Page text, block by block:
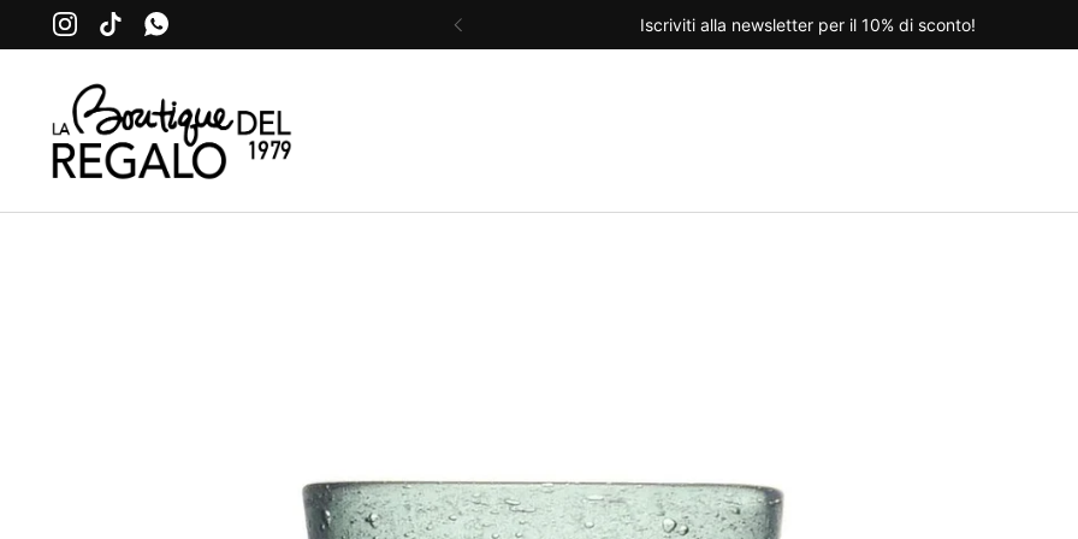
Passa ai contenuti
Instagram
TikTokWhatsApp Precedente
Iscriviti alla newsletter per il 10% di sconto!